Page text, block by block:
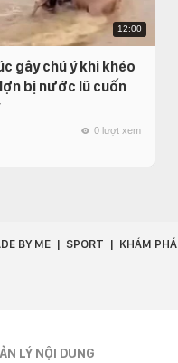
12:00
gây chú ý khi khéo
bị nước lũ cuốn
0 lượt xem
BY ME SPORT KHÁM PHÁ
LÝ NỘI DUNG